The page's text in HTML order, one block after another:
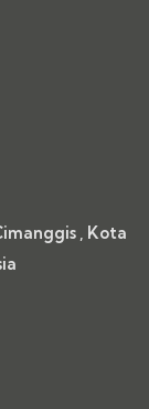
, Kota